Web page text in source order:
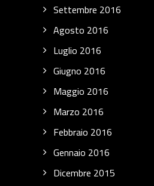
Settembre 2016
Agosto 2016
Luglio 2016
Giugno 2016
Maggio 2016
Marzo 2016
Febbraio 2016
Gennaio 2016
Dicembre 2015